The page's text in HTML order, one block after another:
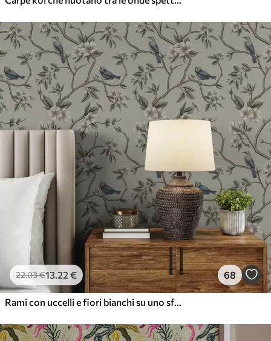
22.03€13.22 € 68
Rami con uccelli e fiori bianchi su uno sfondo delicato